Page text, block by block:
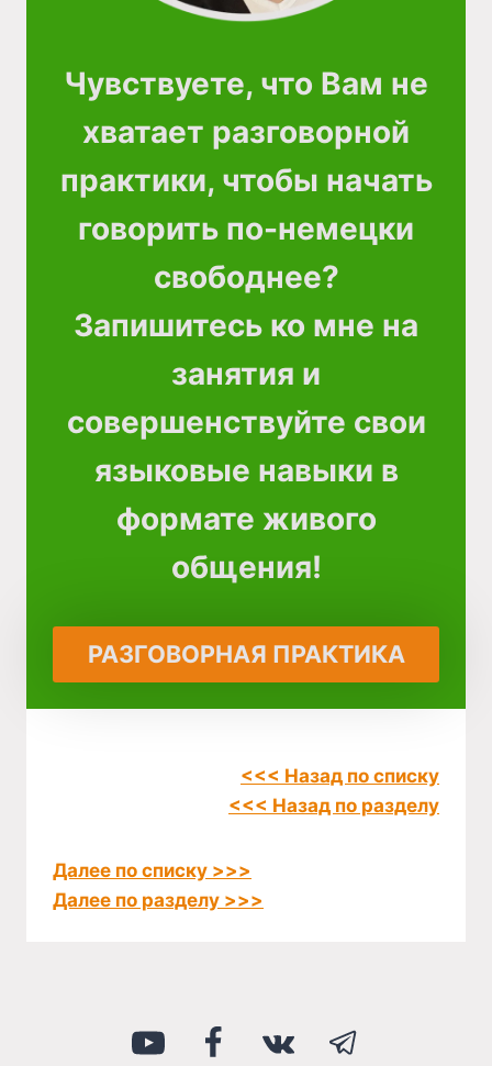
Чувствуете, что Вам не
хватает разговорной
практики, чтобы начать
говорить по-немецки
свободнее?
Запишитесь ко мне на
занятия и
совершенствуйте свои
языковые навыки в
формате живого
общения!
РАЗГОВОРНАЯ ПРАКТИКА
<<< Назад по списку
<<< Назад по разделу
Далее по списку >>>
Далее по разделу >>>